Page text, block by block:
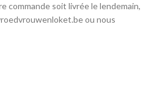
commande soit livrée le lendemain,
ou nous